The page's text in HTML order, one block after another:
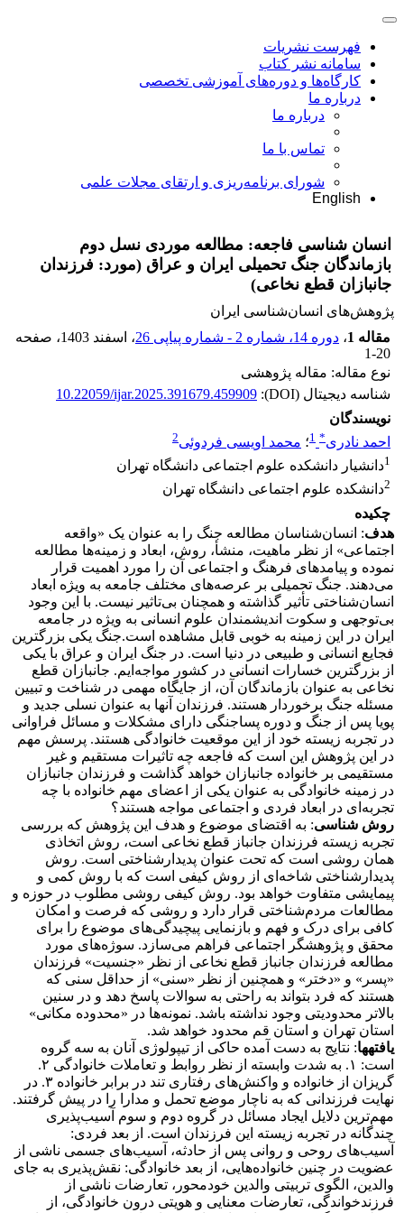
فهرست نشریات
سامانه نشر کتاب
کارگاه‌ها و دوره‌های آموزشی تخصصی
درباره ما
درباره ما
تماس با ما
شورای برنامه‌ریزی و ارتقای مجلات علمی
English
انسان شناسی فاجعه: مطالعه موردی نسل دوم
بازماندگان جنگ تحمیلی ایران و عراق (مورد: فرزندان
جانبازان قطع نخاعی)
پژوهش‌های انسان‌شناسی ایران
مقاله 1
، دوره 14، شماره 2 - شماره پیاپی 26 ، اسفند 1403
، صفحه
1-20
نوع مقاله: مقاله پژوهشی
شناسه دیجیتال (DOI):
10.22059/ijar.2025.391679.459909
نویسندگان
احمد نادری*
1؛ محمد اویسی فردوئی2
1دانشیار دانشکده علوم اجتماعی دانشگاه تهران
2دانشکده علوم اجتماعی دانشگاه تهران
چکیده
هدف: انسان‌شناسان مطالعه جنگ را به عنوان یک «واقعه
اجتماعی» از نظر ماهیت، منشأ، روش، ابعاد و زمینه‌ها مطالعه
نموده و پیامدهای فرهنگ و اجتماعی آن را مورد اهمیت قرار
می‌دهند. جنگ تحمیلی بر عرصه‌های مختلف جامعه به ویژه ابعاد
انسان‌شناختی تأثیر گذاشته و همچنان بی‌تاثیر نیست. با این وجود
بی‌توجهی و سکوت اندیشمندان علوم انسانی به ویژه در جامعه
ایران در این زمینه به خوبی قابل مشاهده است.جنگ یکی بزرگترین
فجایع انسانی و طبیعی در دنیا است. در جنگ ایران و عراق با یکی
از بزرگترین خسارات انسانی در کشور مواجه‌ایم. جانبازان قطع
نخاعی به عنوان بازماندگان آن، از جایگاه مهمی در شناخت و تبیین
مسئله جنگ برخوردار هستند. فرزندان آنها به عنوان نسلی جدید و
پویا پس از جنگ و دوره پساجنگی دارای مشکلات و مسائل فراوانی
در تجربه زیسته خود از این موقعیت خانوادگی هستند. پرسش مهم
در این پژوهش این است که فاجعه چه تاثیرات مستقیم و غیر
مستقیمی بر خانواده جانبازان خواهد گذاشت و فرزندان جانبازان
در زمینه خانوادگی به عنوان یکی از اعضای مهم خانواده با چه
تجربه‌ای در ابعاد فردی و اجتماعی مواجه هستند؟
روش شناسی: به اقتضای موضوع و هدف این پژوهش که بررسی
تجربه زیسته فرزندان جانباز قطع نخاعی است، روش اتخاذی
همان روشی است که تحت عنوان پدیدارشناختی است. روش
پدیدارشناختی شاخه‌ای از روش کیفی است که با روش کمی و
پیمایشی متفاوت خواهد بود. روش کیفی روشی مطلوب در حوزه و
مطالعات مردم‌شناختی قرار دارد و روشی که فرصت و امکان
کافی برای درک و فهم و بازنمایی پیچیدگی‌های موضوع را برای
محقق و پژوهشگر اجتماعی فراهم می‌سازد. سوژه‌های مورد
مطالعه فرزندان جانباز قطع نخاعی از نظر «جنسیت» فرزندان
«پسر» و «دختر» و همچنین از نظر «سنی» از حداقل سنی که
هستند که فرد بتواند به راحتی به سوالات پاسخ دهد و در سنین
بالاتر محدودیتی وجود نداشته باشد. نمونه‌ها در «محدوده مکانی»
استان تهران و استان قم محدود خواهد شد.
یافته­ها: نتایج به دست آمده حاکی از تیپولوژی آنان به سه گروه
است: ١. به شدت وابسته از نظر روابط و تعاملات خانوادگی ٢.
گریزان از خانواده و واکنش‌های رفتاری تند در برابر خانواده ٣. در
نهایت فرزندانی که به ناچار موضع تحمل و مدارا را در پیش گرفتند.
مهم‌ترین دلایل ایجاد مسائل در گروه دوم و سوم آسیب‌پذیری
چندگانه در تجربه زیسته این فرزندان است. از بعد فردی:
آسیب‌های روحی و روانی پس از حادثه، آسیب‌های جسمی ناشی از
عضویت در چنین خانواده‌هایی، از بعد خانوادگی: نقش‌پذیری به جای
والدین، الگوی تربیتی والدین خودمحور، تعارضات ناشی از
فرزندخواندگی، تعارضات معنایی و هویتی درون خانوادگی، از